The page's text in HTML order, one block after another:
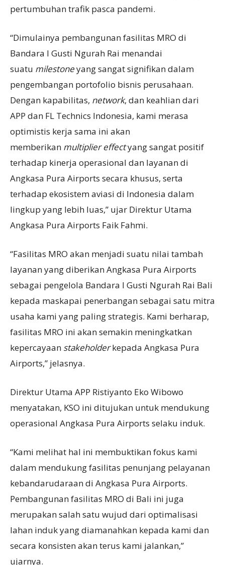
pertumbuhan trafik pasca pandemi.
“Dimulainya pembangunan fasilitas MRO di
Bandara I Gusti Ngurah Rai menandai
suatu milestoneyang sangat signifikan dalam
pengembangan portofolio bisnis perusahaan.
Dengan kapabilitas, network, dan keahlian dari
APP dan FL Technics Indonesia, kami merasa
optimistis kerja sama ini akan
memberikan multiplier effectyang sangat positif
terhadap kinerja operasional dan layanan di
Angkasa Pura Airports secara khusus, serta
terhadap ekosistem aviasi di Indonesia dalam
lingkup yang lebih luas,” ujar Direktur Utama
Angkasa Pura Airports Faik Fahmi.
“Fasilitas MRO akan menjadi suatu nilai tambah
layanan yang diberikan Angkasa Pura Airports
sebagai pengelola Bandara I Gusti Ngurah Rai Bali
kepada maskapai penerbangan sebagai satu mitra
usaha kami yang paling strategis. Kami berharap,
fasilitas MRO ini akan semakin meningkatkan
kepercayaan stakeholderkepada Angkasa Pura
Airports,” jelasnya.
Direktur Utama APP Ristiyanto Eko Wibowo
menyatakan, KSO ini ditujukan untuk mendukung
operasional Angkasa Pura Airports selaku induk.
“Kami melihat hal ini membuktikan fokus kami
dalam mendukung fasilitas penunjang pelayanan
kebandarudaraan di Angkasa Pura Airports.
Pembangunan fasilitas MRO di Bali ini juga
merupakan salah satu wujud dari optimalisasi
lahan induk yang diamanahkan kepada kami dan
secara konsisten akan terus kami jalankan,”
ujarnya.